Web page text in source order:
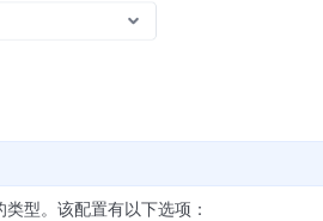
型。该配置有以下选项：